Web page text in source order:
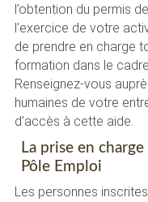
l’obtention du permis
l’exercice de votre
de prendre en charge
formation dans le
Renseignez-vous
humaines de votre
d’accès à cette aide.
La prise en
Pôle Emploi
Les personnes